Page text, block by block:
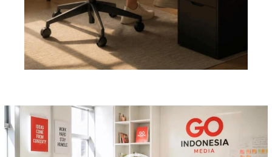
Pemutar
Video